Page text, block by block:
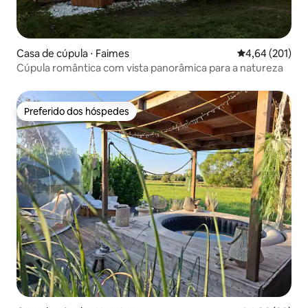
Casa de cúpula ⋅ Faimes 4,64 de uma
4,64 (201)
Cúpula romântica com vista panorâmica para a natureza
Preferido dos hóspedes
Preferido dos hóspedes